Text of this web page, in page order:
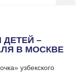
–
В МОСКВЕ
узбекского